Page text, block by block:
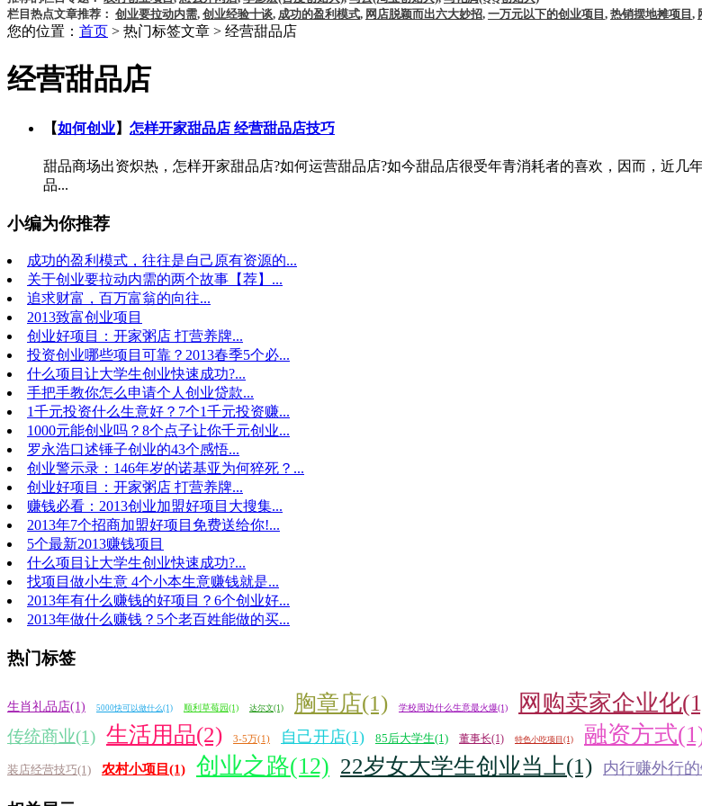
栏目热点文章推荐： 创业要拉动内需, 创业经验十谈, 成功的盈利模式, 网店脱颖而出六大妙招, 一万元以下的创业项目 , 热销摆地摊项目 ,
您的位置： 首页 > 热门标签文章 > 经营甜品店
经营甜品店
【如何创业】 怎样开家甜品店 经营甜品店技巧
甜品商场出资炽热，怎样开家甜品店?如何运营甜品店?如今甜品店很受年青消耗者的喜欢，因而，近
品...
小编为你推荐
成功的盈利模式，往往是自己原有资源的...
关于创业要拉动内需的两个故事【荐】...
追求财富，百万富翁的向往...
2013致富创业项目
创业好项目：开家粥店 打营养牌...
投资创业哪些项目可靠？2013春季5个必...
什么项目让大学生创业快速成功?...
手把手教你怎么申请个人创业贷款...
1千元投资什么生意好？7个1千元投资赚...
1000元能创业吗？8个点子让你千元创业...
罗永浩口述锤子创业的43个感悟...
创业警示录：146年岁的诺基亚为何猝死？...
创业好项目：开家粥店 打营养牌...
赚钱必看：2013创业加盟好项目大搜集...
2013年7个招商加盟好项目免费送给你!...
5个最新2013赚钱项目
什么项目让大学生创业快速成功?...
找项目做小生意 4个小本生意赚钱就是...
2013年有什么赚钱的好项目？6个创业好...
2013年做什么赚钱？5个老百姓能做的买...
热门标签
生肖礼品店(1) 5000快可以做什么(1) 顺利草莓园(1) 达尔文(1) 胸章店(1) 学校周边什么生意最火爆(1) 网购卖家企业化
传统商业(1) 生活用品(2) 3-5万(1) 自己开店(1) 85后大学生(1) 董事长(1) 特色小吃项目(1) 融资方式
装店经营技巧(1) 农村小项目(1) 创业之路(12) 22岁女大学生创业当上(1) 内行赚外行